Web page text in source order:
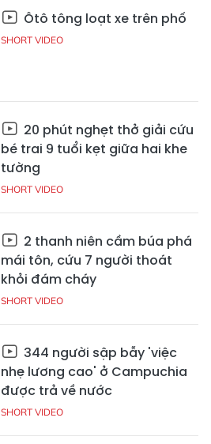
Ôtô tông loạt xe trên phố
SHORT VIDEO
20 phút nghẹt thở giải cứu
bé trai 9 tuổi kẹt giữa hai khe
tường
SHORT VIDEO
2 thanh niên cầm búa phá
mái tôn, cứu 7 người thoát
khỏi đám cháy
SHORT VIDEO
344 người sập bẫy 'việc
nhẹ lương cao' ở Campuchia
được trả về nước
SHORT VIDEO